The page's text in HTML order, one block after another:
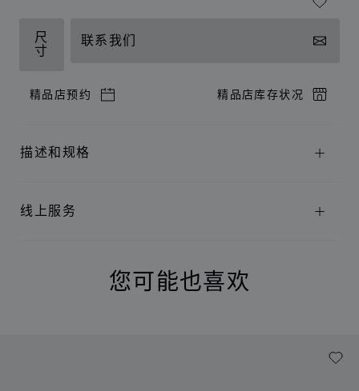
尺
寸
联系我们
精品店预约 精品店库存状况
描述和规格
线上服务
您可能也喜欢